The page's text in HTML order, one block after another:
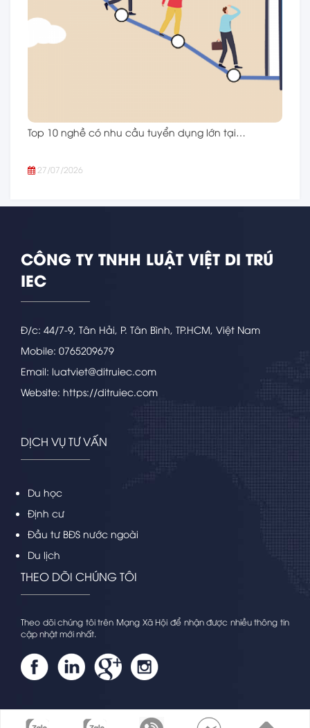
Top 10 nghề có nhu cầu tuyển dụng lớn tại…
27/07/2026
CÔNG TY TNHH LUẬT VIỆT DI TRÚ
IEC
Đ/c: 44/7-9, Tân Hải, P. Tân Bình, TP.HCM, Việt Nam
Mobile: 0765209679
Email: luatviet@ditruiec.com
Website: https://ditruiec.com
DỊCH VỤ TƯ VẤN
Du học
Định cư
Đầu tư BĐS nước ngoài
Du lịch
THEO DÕI CHÚNG TÔI
Theo dõi chúng tôi trên Mạng Xã Hội để nhận được nhiều thông tin
cập nhật mới nhất.